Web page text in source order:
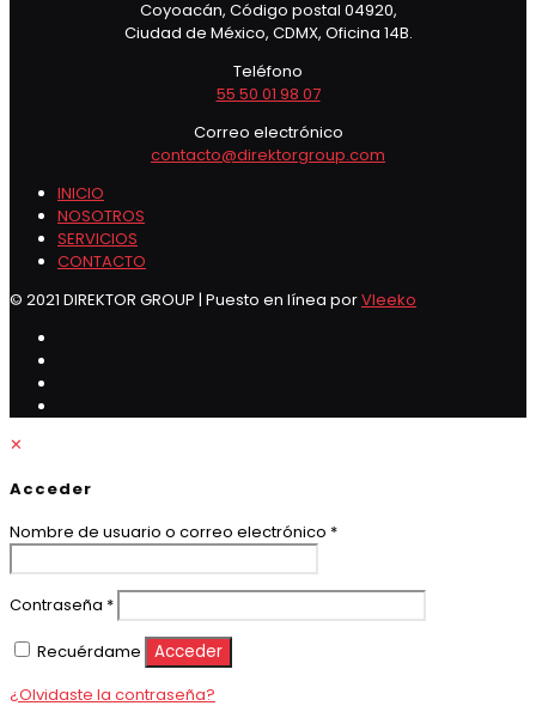
Coyoacán, Código postal 04920,
Ciudad de México, CDMX, Oficina 14B.
Teléfono
55 50 01 98 07
Correo electrónico
contacto@direktorgroup.com
INICIO
NOSOTROS
SERVICIOS
CONTACTO
© 2021 DIREKTOR GROUP | Puesto en línea porVleeko
✕
Acceder
Nombre de usuario o correo electrónico *Obligatorio
Contraseña *Obligatorio
Recuérdame
Acceder
¿Olvidaste la contraseña?